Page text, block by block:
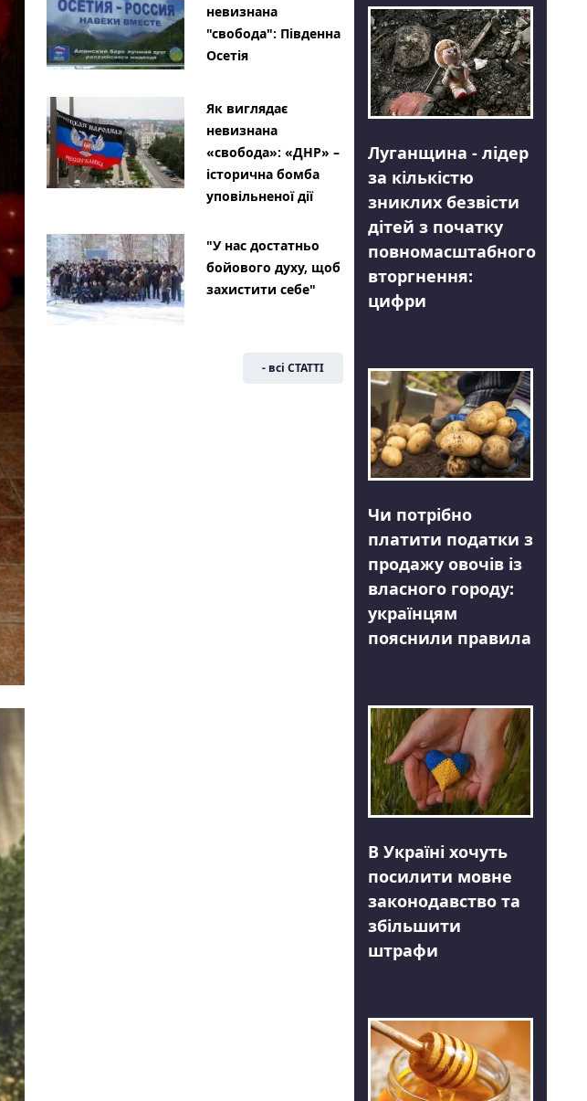
невизнана
"свобода": Південна
Осетія
Як виглядає
невизнана
«свобода»: «ДНР» –
історична бомба
уповільненої дії
"У нас достатньо
бойового духу, щоб
захистити себе"
- всі СТАТТІ
Луганщина - лідер
за кількістю
зниклих безвісти
дітей з початку
повномасштабного
вторгнення:
цифри
Чи потрібно
платити податки з
продажу овочів із
власного городу:
українцям
пояснили правила
В Україні хочуть
посилити мовне
законодавство та
збільшити
штрафи